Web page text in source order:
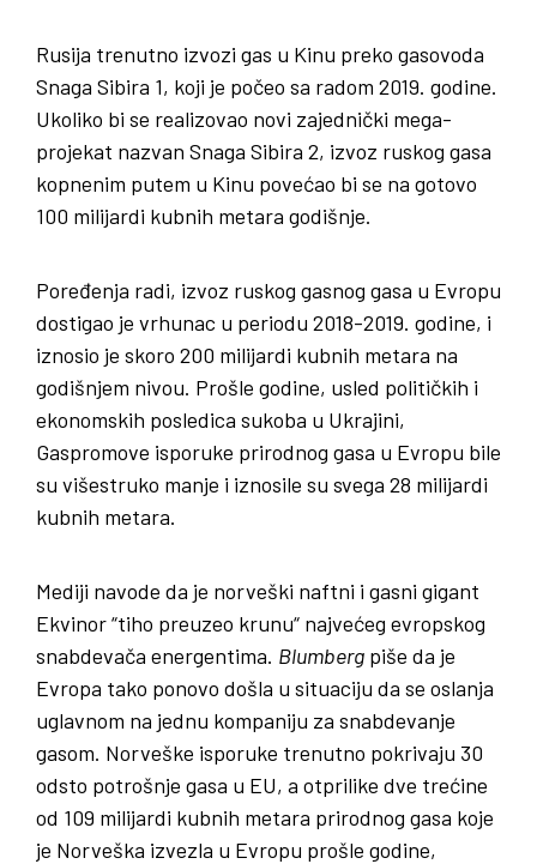
Rusija trenutno izvozi gas u Kinu preko gasovoda
Snaga Sibira 1, koji je počeo sa radom 2019. godine.
Ukoliko bi se realizovao novi zajednički mega-
projekat nazvan Snaga Sibira 2, izvoz ruskog gasa
kopnenim putem u Kinu povećao bi se na gotovo
100 milijardi kubnih metara godišnje.
Poređenja radi, izvoz ruskog gasnog gasa u Evropu
dostigao je vrhunac u periodu 2018-2019. godine, i
iznosio je skoro 200 milijardi kubnih metara na
godišnjem nivou. Prošle godine, usled političkih i
ekonomskih posledica sukoba u Ukrajini,
Gaspromove isporuke prirodnog gasa u Evropu bile
su višestruko manje i iznosile su svega 28 milijardi
kubnih metara.
Mediji navode da je norveški naftni i gasni gigant
Ekvinor “tiho preuzeo krunu“ najvećeg evropskog
snabdevača energentima. Blumberg piše da je
Evropa tako ponovo došla u situaciju da se oslanja
uglavnom na jednu kompaniju za snabdevanje
gasom. Norveške isporuke trenutno pokrivaju 30
odsto potrošnje gasa u EU, a otprilike dve trećine
od 109 milijardi kubnih metara prirodnog gasa koje
je Norveška izvezla u Evropu prošle godine,